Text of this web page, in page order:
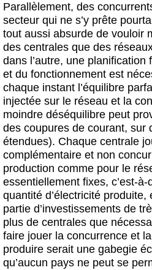
Parallèlement, des
secteur qui ne s’y prête
tout aussi absurde de vouloir
des centrales que des
dans l’autre, une
et du fonctionnement est
chaque instant l’équilibre
injectée sur le réseau et la
moindre déséquilibre peut
des coupures de courant, sur
étendues). Chaque centrale
complémentaire et non
production comme pour le
essentiellement fixes, c’est-
quantité d’électricité
partie d’investissements de
plus de centrales que
faire jouer la concurrence et
produire serait une gabegie
qu’aucun pays ne peut se